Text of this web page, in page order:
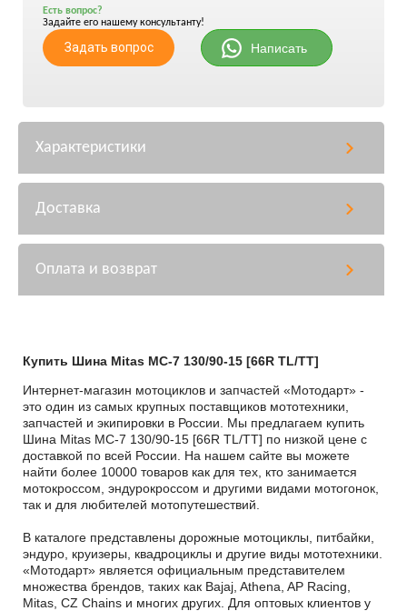
Есть вопрос?
Задайте его нашему консультанту!
Задать вопрос Написать
Характеристики
Доставка
Оплата и возврат
Купить Шина Mitas MC-7 130/90-15 [66R TL/TT]
Интернет-магазин мотоциклов и запчастей «Мотодарт» -
это один из самых крупных поставщиков мототехники,
запчастей и экипировки в России. Мы предлагаем купить
Шина Mitas MC-7 130/90-15 [66R TL/TT] по низкой цене с
доставкой по всей России. На нашем сайте вы можете
найти более 10000 товаров как для тех, кто занимается
мотокроссом, эндурокроссом и другими видами мотогонок,
так и для любителей мотопутешествий.
В каталоге представлены дорожные мотоциклы, питбайки,
эндуро, круизеры, квадроциклы и другие виды мототехники.
«Мотодарт» является официальным представителем
множества брендов, таких как Bajaj, Athena, AP Racing,
Mitas, CZ Chains и многих других. Для оптовых клиентов у